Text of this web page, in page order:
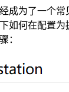
成为了一个
如何在配置
：